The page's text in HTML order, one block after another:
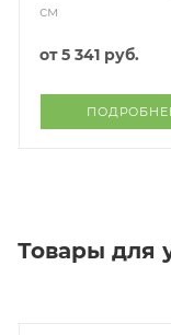
см
от5 341 руб.
Товары для